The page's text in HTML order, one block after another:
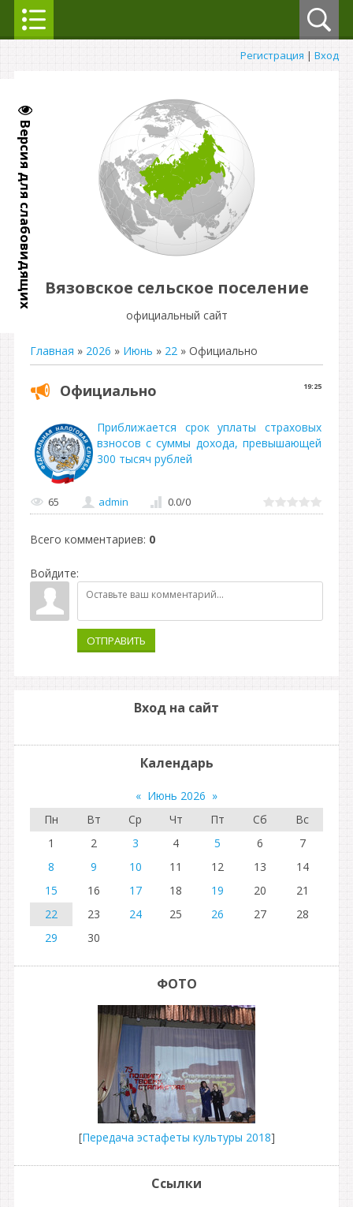
Версия для слабовидящих
Регистрация | Вход
Вязовское сельское поселение
официальный сайт
Главная » 2026 » Июнь » 22 » Официально
19:25
Официально
Приближается срок уплаты страховых
взносов с суммы дохода, превышающей
300 тысяч рублей
65 admin 0.0/0
Всего комментариев: 0
Войдите:
ОТПРАВИТЬ
Вход на сайт
Календарь
« Июнь 2026 »
Пн
Вт Ср Чт Пт Сб
Вс
1
2 3 4 5 6
7
8
9 10 11 12 13
14
15
16 17 18 19 20
21
22
23 24 25 26 27
28
29
30
ФОТО
[Передача эстафеты культуры 2018]
Ссылки